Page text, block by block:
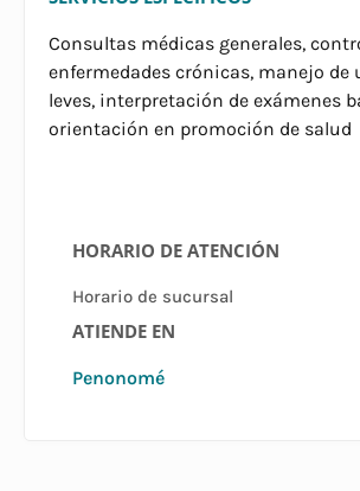
Consultas médicas generales,
enfermedades crónicas, manejo de
leves, interpretación de exámenes
orientación en promoción de salud
HORARIO DE ATENCIÓN
Horario de sucursal
ATIENDE EN
Penonomé